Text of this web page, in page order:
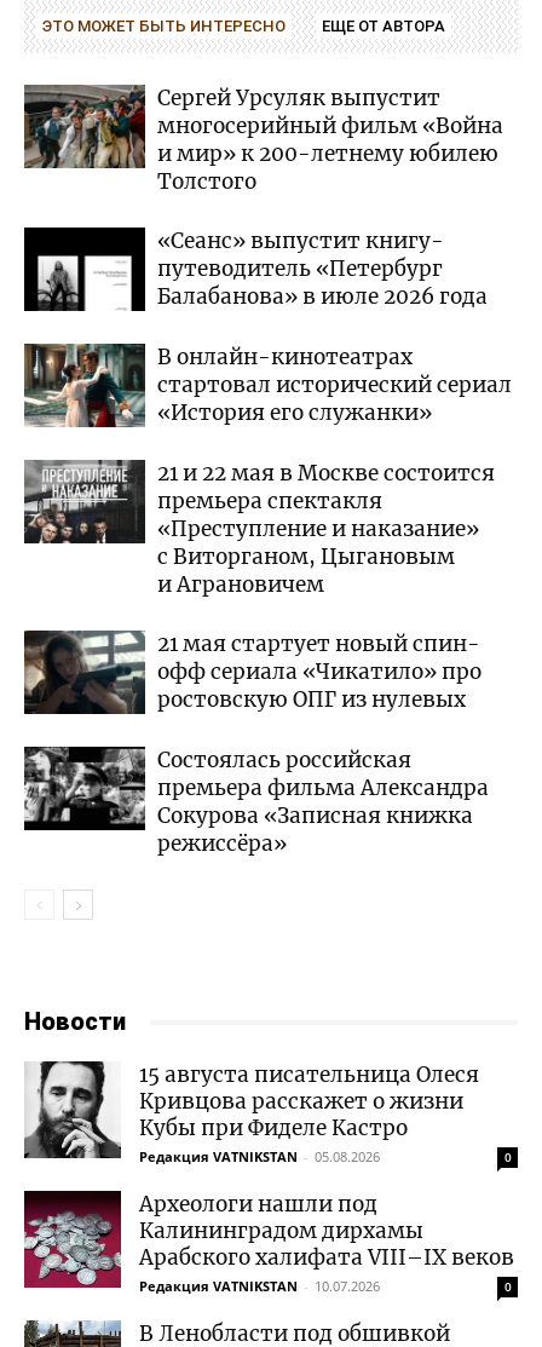
ЭТО МОЖЕТ БЫТЬ ИНТЕРЕСНО ЕЩЕ ОТ АВТОРА
Сергей Урсуляк выпустит
многосерийный фильм «Война
и мир» к 200-летнему юбилею
Толстого
«Сеанс» выпустит книгу-
путеводитель «Петербург
Балабанова» в июле 2026 года
В онлайн-кинотеатрах
стартовал исторический сериал
«История его служанки»
21 и 22 мая в Москве состоится
премьера спектакля
«Преступление и наказание»
с Виторганом, Цыгановым
и Аграновичем
21 мая стартует новый спин-
офф сериала «Чикатило» про
ростовскую ОПГ из нулевых
Состоялась российская
премьера фильма Александра
Сокурова «Записная книжка
режиссёра»
Новости
15 августа писательница Олеся
Кривцова расскажет о жизни
Кубы при Фиделе Кастро
Редакция VATNIKSTAN - 05.08.2026 0
Археологи нашли под
Калининградом дирхамы
Арабского халифата VIII–IX веков
Редакция VATNIKSTAN - 10.07.2026 0
В Ленобласти под обшивкой